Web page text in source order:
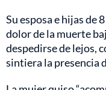
Su esposa e hijas de
dolor de la muerte
despedirse de lejos,
sintiera la presencia